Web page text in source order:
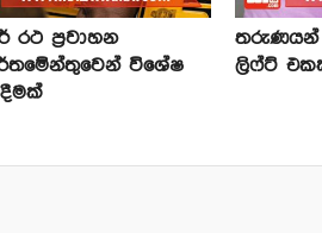
රථ ප්‍රවාහන
විශේෂ
තරුණයන්
ලිෆ්ට්